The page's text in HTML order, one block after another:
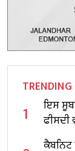
TRENDING
1
ਇਸ
ਫੀਸਦੀ